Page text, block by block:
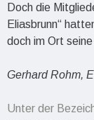
Doch die
Eliasbrunn“
doch im Ort
Gerhard Rohm,
Unter der